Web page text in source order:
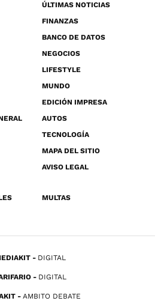
ÚLTIMAS NOTICIAS
FINANZAS
BANCO DE DATOS
NEGOCIOS
LIFESTYLE
MUNDO
EDICIÓN IMPRESA
AUTOS
TECNOLOGÍA
MAPA DEL SITIO
AVISO LEGAL
MULTAS
DIGITAL
DIGITAL
AMBITO DEBATE